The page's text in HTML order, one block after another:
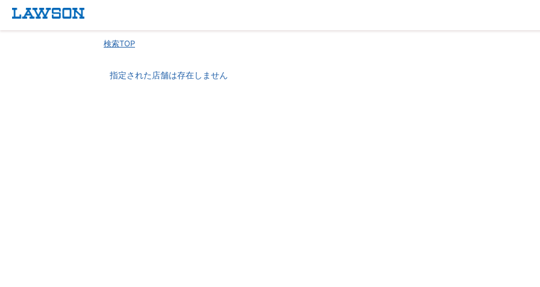
検索TOP
指定された店舗は存在しません